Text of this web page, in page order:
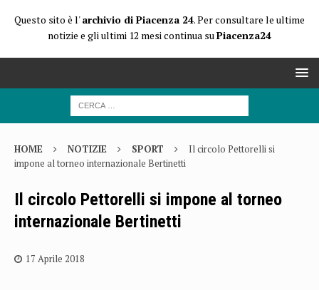
Questo sito è l'archivio di Piacenza 24. Per consultare le ultime
notizie e gli ultimi 12 mesi continua suPiacenza24
HOME NOTIZIE SPORT
Il circolo Pettorelli si
impone al torneo internazionale Bertinetti
Il circolo Pettorelli si impone al torneo
internazionale Bertinetti
17 Aprile 2018